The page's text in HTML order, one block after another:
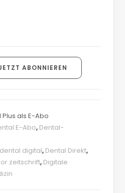
ABONNIEREN
Plus als E-Abo
E-Abo, Dental-
dental digital, Dental Direkt,
zeitschrift, Digitale